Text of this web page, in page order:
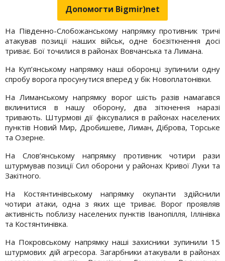
Допомогти Bigmir)net
На Південно-Слобожанському напрямку противник тричі
атакував позиції наших військ, одне боєзіткнення досі
триває. Бої точилися в районах Вовчанська та Лимана.
На Куп’янському напрямку наші оборонці зупинили одну
спробу ворога просунутися вперед у бік Новоплатонівки.
На Лиманському напрямку ворог шість разів намагався
вклинитися в нашу оборону, два зіткнення наразі
тривають. Штурмові дії фіксувалися в районах населених
пунктів Новий Мир, Дробишеве, Лиман, Діброва, Торське
та Озерне.
На Слов’янському напрямку противник чотири рази
штурмував позиції Сил оборони у районах Кривої Луки та
Закітного.
На Костянтинівському напрямку окупанти здійснили
чотири атаки, одна з яких ще триває. Ворог проявляв
активність поблизу населених пунктів Іванопілля, Іллінівка
та Костянтинівка.
На Покровському напрямку наші захисники зупинили 15
штурмових дій агресора. Загарбники атакували в районах